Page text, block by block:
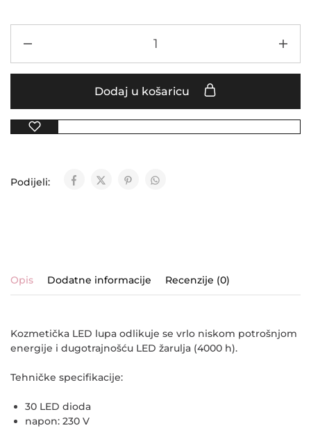
Dodaj u košaricu
Podijeli:
Opis Dodatne informacije Recenzije (0)
Kozmetička LED lupa odlikuje se vrlo niskom potrošnjom
energije i dugotrajnošću LED žarulja (4000 h).
Tehničke specifikacije:
30 LED dioda
napon: 230 V